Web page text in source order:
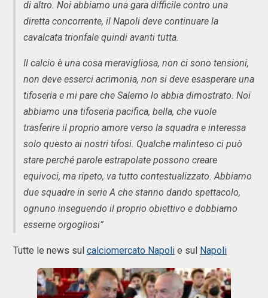
di altro. Noi abbiamo una gara difficile contro una
diretta concorrente, il Napoli deve continuare la
cavalcata trionfale quindi avanti tutta.
Il calcio è una cosa meravigliosa, non ci sono tensioni,
non deve esserci acrimonia, non si deve esasperare una
tifoseria e mi pare che Salerno lo abbia dimostrato. Noi
abbiamo una tifoseria pacifica, bella, che vuole
trasferire il proprio amore verso la squadra e interessa
solo questo ai nostri tifosi. Qualche malinteso ci può
stare perché parole estrapolate possono creare
equivoci, ma ripeto, va tutto contestualizzato. Abbiamo
due squadre in serie A che stanno dando spettacolo,
ognuno inseguendo il proprio obiettivo e dobbiamo
esserne orgogliosi”
Tutte le news sul calciomercato Napoli e sul Napoli